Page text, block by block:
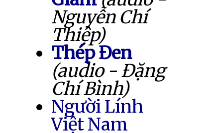
Nguyễn Chí
Thiệp)
Thép Đen
(audio - Đặng
Chí Bình)
Người Lính
Việt Nam